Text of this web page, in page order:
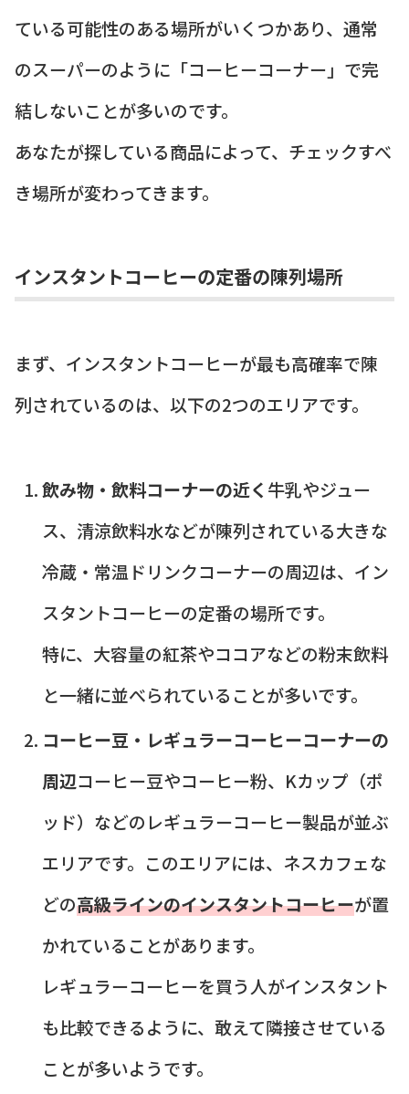
ている可能性のある場所がいくつかあり、通常
のスーパーのように「コーヒーコーナー」で完
結しないことが多いのです。
あなたが探している商品によって、チェックすべ
き場所が変わってきます。
インスタントコーヒーの定番の陳列場所
まず、インスタントコーヒーが最も高確率で陳
列されているのは、以下の2つのエリアです。
飲み物・飲料コーナーの近く 牛乳やジュー
ス、清涼飲料水などが陳列されている大きな
冷蔵・常温ドリンクコーナーの周辺は、イン
スタントコーヒーの定番の場所です。
特に、大容量の紅茶やココアなどの粉末飲料
と一緒に並べられていることが多いです。
コーヒー豆・レギュラーコーヒーコーナーの
周辺コーヒー豆やコーヒー粉、Kカップ（ポ
ッド）などのレギュラーコーヒー製品が並ぶ
エリアです。このエリアには、ネスカフェな
どの高級ラインのインスタントコーヒーが置
かれていることがあります。
レギュラーコーヒーを買う人がインスタント
も比較できるように、敢えて隣接させている
ことが多いようです。